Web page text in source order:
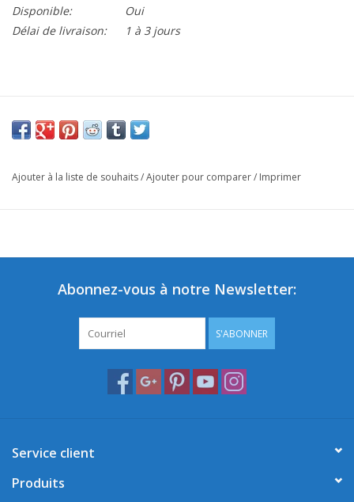
Disponible:
Oui
Délai de livraison:
1 à 3 jours
Ajouter à la liste de souhaits/Ajouter pour comparer/ Imprimer
Abonnez-vous à notre Newsletter:
S'ABONNER
Service client
Produits